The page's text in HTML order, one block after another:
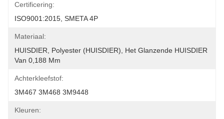
Certificering:
ISO9001:2015, SMETA 4P
Materiaal:
HUISDIER, Polyester (HUISDIER), Het Glanzende HUISDIER
Van 0,188 Mm
Achterkleefstof:
3M467 3M468 3M9448
Kleuren: